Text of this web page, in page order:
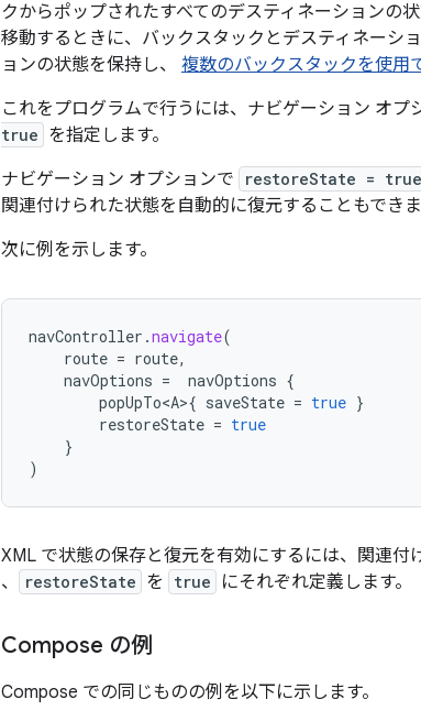
クからポップされたすべてのデスティネーションの
移動するときに、バックスタックとデスティネーシ
ョンの状態を保持し、 複数のバックスタックを使用
これをプログラムで行うには、ナビゲーション オプ
true を指定します。
ナビゲーション オプションで
restoreState = true
関連付けられた状態を自動的に復元することもできま
次に例を示します。
navController .navigate(
route = route,
navOptions = navOptions {
popUpTo<A>{ saveState = true }
restoreState = true
}
)
XML で状態の保存と復元を有効にするには、関連付
、 restoreState を true にそれぞれ定義します。
Compose の例
Compose での同じものの例を以下に示します。